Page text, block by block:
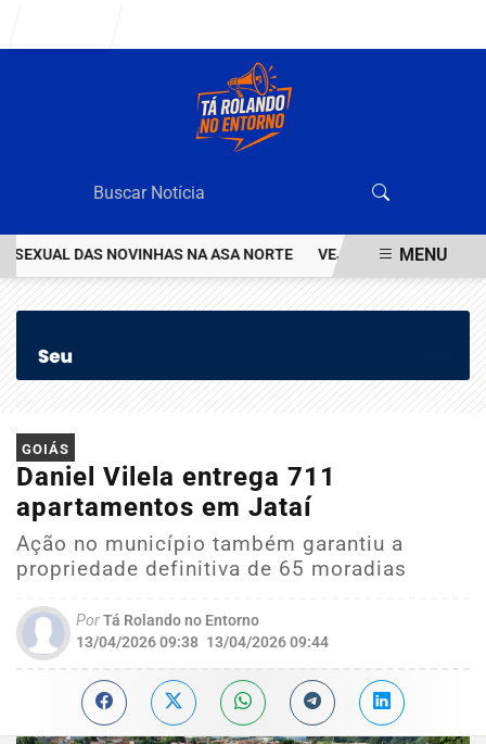
DAS NOVINHAS NA ASA NORTE VEJA QUEM ÉO VALENTÃO
MENU
GOIÁS
Daniel Vilela entrega 711
apartamentos em Jataí
Ação no município também garantiu a
propriedade definitiva de 65 moradias
PorTá Rolando no Entorno
13/04/2026 09:38 13/04/2026 09:44